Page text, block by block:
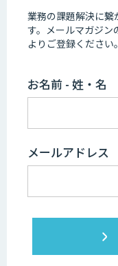
業務の課題解決に繋
す。 メールマガジン
よりご登録ください
お名前 - 姓・名
メールアドレス